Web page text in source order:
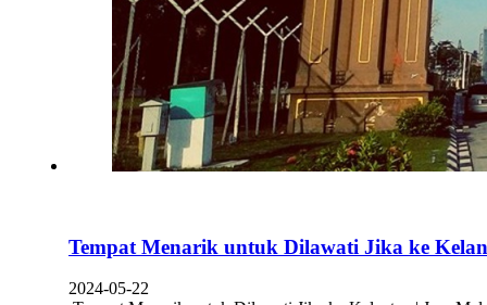
Tempat Menarik untuk Dilawati Jika ke
2024-05-22